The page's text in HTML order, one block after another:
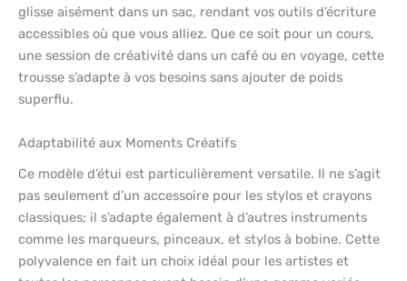
glisse aisément dans un sac, rendant vos outils d’écriture
accessibles où que vous alliez. Que ce soit pour un cours,
une session de créativité dans un café ou en voyage, cette
trousse s’adapte à vos besoins sans ajouter de poids
superflu.
Adaptabilité aux Moments Créatifs
Ce modèle d’étui est particulièrement versatile. Il ne s’agit
pas seulement d’un accessoire pour les stylos et crayons
classiques; il s’adapte également à d’autres instruments
comme les marqueurs, pinceaux, et stylos à bobine. Cette
polyvalence en fait un choix idéal pour les artistes et